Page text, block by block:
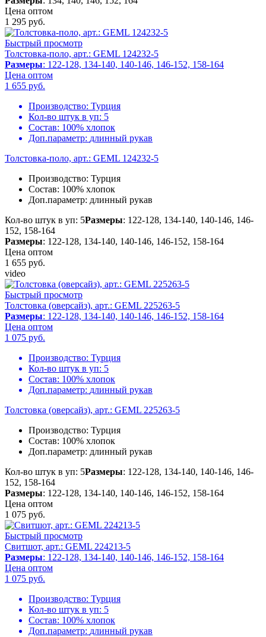
Цена оптом
1 295 руб.
Быстрый просмотр
Толстовка-поло, арт.: GEML 124232-5
Размеры: 122-128, 134-140, 140-146, 146-152, 158-164
Цена оптом
1 655 руб.
Производство: Турция
Кол-во штук в уп: 5
Состав: 100% хлопок
Доп.параметр: длинный рукав
Толстовка-поло, арт.: GEML 124232-5
Производство: Турция
Состав: 100% хлопок
Доп.параметр: длинный рукав
Кол-во штук в уп: 5Размеры: 122-128, 134-140, 140-146, 146-
152, 158-164
Размеры: 122-128, 134-140, 140-146, 146-152, 158-164
Цена оптом
1 655 руб.
video
Быстрый просмотр
Толстовка (оверсайз), арт.: GEML 225263-5
Размеры: 122-128, 134-140, 140-146, 146-152, 158-164
Цена оптом
1 075 руб.
Производство: Турция
Кол-во штук в уп: 5
Состав: 100% хлопок
Доп.параметр: длинный рукав
Толстовка (оверсайз), арт.: GEML 225263-5
Производство: Турция
Состав: 100% хлопок
Доп.параметр: длинный рукав
Кол-во штук в уп: 5Размеры: 122-128, 134-140, 140-146, 146-
152, 158-164
Размеры: 122-128, 134-140, 140-146, 146-152, 158-164
Цена оптом
1 075 руб.
Быстрый просмотр
Свитшот, арт.: GEML 224213-5
Размеры: 122-128, 134-140, 140-146, 146-152, 158-164
Цена оптом
1 075 руб.
Производство: Турция
Кол-во штук в уп: 5
Состав: 100% хлопок
Доп.параметр: длинный рукав